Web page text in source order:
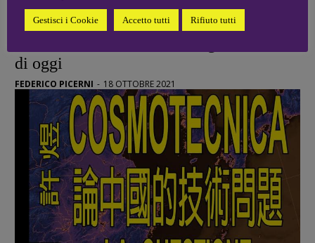
RECENSIONI
di oggi
FEDERICO PICERNI - 18 OTTOBRE 2021
Gestisci i Cookie Accetto tutti Rifiuto tutti